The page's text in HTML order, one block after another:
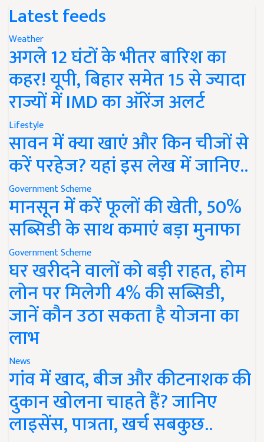
Latest feeds
Weather
अगले 12 घंटों के भीतर बारिश का
कहर! यूपी, बिहार समेत 15 से ज्यादा
राज्यों में IMD का ऑरेंज अलर्ट
Lifestyle
सावन में क्या खाएं और किन चीजों से
करें परहेज? यहां इस लेख में जानिए..
Government Scheme
मानसून में करें फूलों की खेती, 50%
सब्सिडी के साथ कमाएं बड़ा मुनाफा
Government Scheme
घर खरीदने वालों को बड़ी राहत, होम
लोन पर मिलेगी 4% की सब्सिडी,
जानें कौन उठा सकता है योजना का
लाभ
News
गांव में खाद, बीज और कीटनाशक की
दुकान खोलना चाहते हैं? जानिए
लाइसेंस, पात्रता, खर्च सबकुछ..